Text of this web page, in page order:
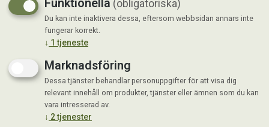
Populär
Funktionella (obligatoriska)
Du kan inte inaktivera dessa, eftersom webbsidan annars inte
fungerar korrekt.
↓ 1 tjeneste
Marknadsföring
Dessa tjänster behandlar personuppgifter för att visa dig
relevant innehåll om produkter, tjänster eller ämnen som du kan
vara intresserad av.
↓ 2tjenester